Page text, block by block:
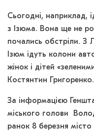
Сьогодні, наприклад,
з Ізюма. Вона ще не
почались обстріли. З
Ізюм ідуть колони
жінок і дітей
Костянтин Григоренко.
За інформацією
міського голови
ранок 8 березня